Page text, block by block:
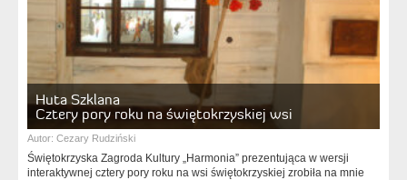
Huta Szklana
Cztery pory roku na świętokrzyskiej wsi
Autor: Cezary Rudziński
Świętokrzyska Zagroda Kultury „Harmonia” prezentująca w wersji
interaktywnej cztery pory roku na wsi świętokrzyskiej zrobiła na mnie